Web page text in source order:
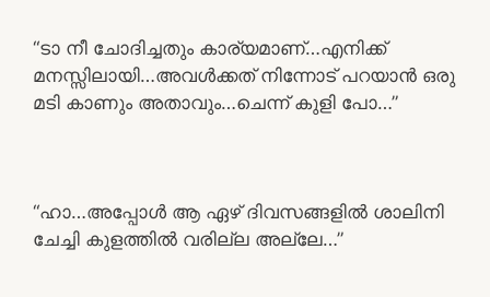
“ടാ നീ ചോദിച്ചതും കാര്യമാണ്…എനിക്ക്
മനസ്സിലായി…അവൾക്കത് നിന്നോട് പറയാൻ ഒരു
മടി കാണും അതാവും…ചെന്ന് കുളി പോ…”
“ഹാ…അപ്പോൾ ആ ഏഴ് ദിവസങ്ങളിൽ ശാലിനി
ചേച്ചി കുളത്തിൽ വരില്ല അല്ലേ…”